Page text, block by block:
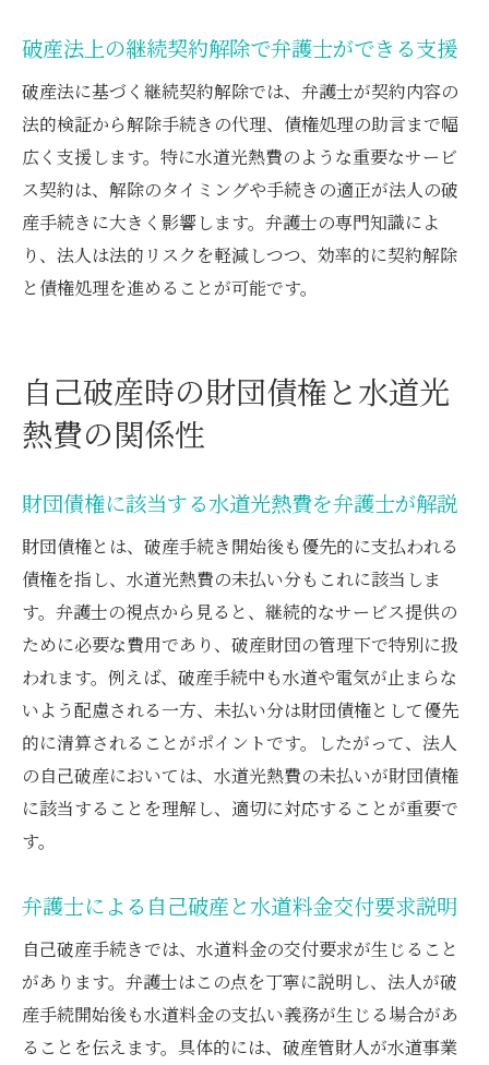
破産法上の継続契約解除で弁護士ができる支援
破産法に基づく継続契約解除では、弁護士が契約内容の
法的検証から解除手続きの代理、債権処理の助言まで幅
広く支援します。特に水道光熱費のような重要なサービ
ス契約は、解除のタイミングや手続きの適正が法人の破
産手続きに大きく影響します。弁護士の専門知識によ
り、法人は法的リスクを軽減しつつ、効率的に契約解除
と債権処理を進めることが可能です。
自己破産時の財団債権と水道光
熱費の関係性
財団債権に該当する水道光熱費を弁護士が解説
財団債権とは、破産手続き開始後も優先的に支払われる
債権を指し、水道光熱費の未払い分もこれに該当しま
す。弁護士の視点から見ると、継続的なサービス提供の
ために必要な費用であり、破産財団の管理下で特別に扱
われます。例えば、破産手続中も水道や電気が止まらな
いよう配慮される一方、未払い分は財団債権として優先
的に清算されることがポイントです。したがって、法人
の自己破産においては、水道光熱費の未払いが財団債権
に該当することを理解し、適切に対応することが重要で
す。
弁護士による自己破産と水道料金交付要求説明
自己破産手続きでは、水道料金の交付要求が生じること
があります。弁護士はこの点を丁寧に説明し、法人が破
産手続開始後も水道料金の支払い義務が生じる場合があ
ることを伝えます。具体的には、破産管財人が水道事業